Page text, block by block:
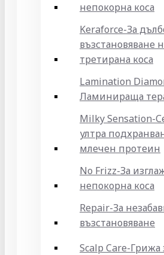
непокорна коса
Keraforce-За
възстановяване
третирана коса
Lamination
Ламинираща
Milky Sensation-
ултра
млечен протеин
No Frizz-За
непокорна коса
Repair-За
възстановяване
Scalp Care-Грижа